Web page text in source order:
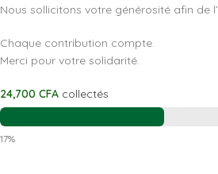
Nous sollicitons votre générosité afin de
Chaque contribution compte.
Merci pour votre solidarité.
24,700 CFA collectés
17%